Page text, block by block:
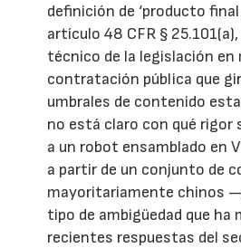
definición de ‘producto final
artículo 48 CFR §
técnico de la legislación en
contratación pública que
umbrales de contenido
no está claro con qué rigor
a un robot ensamblado en
a partir de un conjunto de
mayoritariamente chinos
tipo de ambigüedad que ha
recientes respuestas del